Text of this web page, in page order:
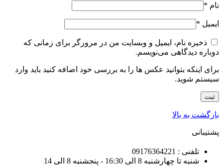
نام *
ایمیل *
ذخیره نام، ایمیل و وبسایت من در مرورگر برای زمانی که
دوباره دیدگاهی می‌نویسم.
برای اینکه بتوانید عکس ها را به بررسی خود اضافه کنید باید وارد
سیستم شوید.
بازگشت به بالا
پشتیبانی
تلفنی : 09176364221
شنبه تا چهارشنبه 8 الی 16:30 - پنجشنبه 8 الی 14